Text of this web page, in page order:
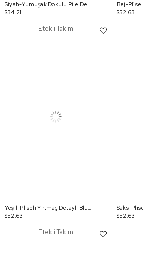
Siyah-Yumuşak Dokulu Pile Detaylı Etekli Takım
$34.21
$52.63
Etekli Takım
Yeşil-Pliseli Yırtmaç Detaylı Bluzlu Etekli Takım
$52.63
$52.63
Etekli Takım